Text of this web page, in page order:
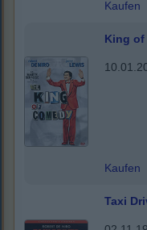
Kaufen
King of
Kaufen
Taxi